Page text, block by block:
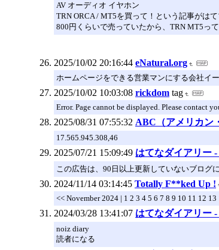
AV オーディオ イヤホン
TRN ORCA / MT5を買って！という記事がは
800円くらいで売っていたから、TRN MT5っ
2025/10/02 20:16:44 eNatural.org
ホームページをできる営業マンにする会社イ
2025/10/02 10:03:08 rickdom tag
Error. Page cannot be displayed. Please contact
2025/08/31 07:55:32 ABC（アメリカン
17.565.945.308,46
2025/07/21 15:09:49 はてなダイアリー
この広告は、90日以上更新していないブログ
2024/11/14 03:14:45 Totally F**ked Up !
<< November 2024 | 1 2 3 4 5 6 7 8 9 10 11 12
2024/03/28 13:41:07 はてなダイアリー
noiz diary
読者になる